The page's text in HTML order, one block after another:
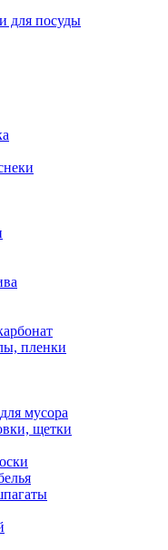
для посуды
пленки
мусора
щетки